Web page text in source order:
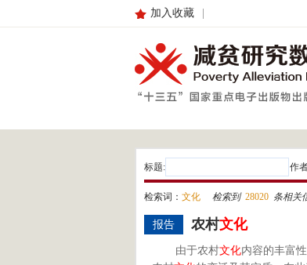
加入收藏
标题: 作
检索词： 文化 检索到 28020 条相关
报告 农村文化
由于农村文化内容的丰富